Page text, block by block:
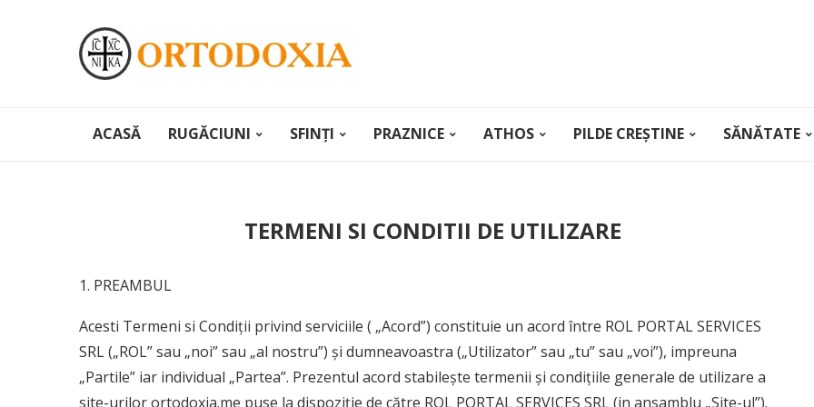
ACASĂ RUGĂCIUNI SFINȚI PRAZNICE ATHOS PILDE CREȘTINE SĂNĂTATE
TERMENI SI CONDITII DE UTILIZARE
1. PREAMBUL
Acesti Termeni si Condiții privind serviciile ( „Acord”) constituie un acord între ROL PORTAL SERVICES
SRL („ROL” sau „noi” sau „al nostru”) și dumneavoastra („Utilizator” sau „tu” sau „voi”), impreuna
„Partile” iar individual „Partea”. Prezentul acord stabilește termenii și condițiile generale de utilizare a
site-urilor ortodoxia.me puse la dispoziție de către ROL PORTAL SERVICES SRL (in ansamblu „Site-ul”).